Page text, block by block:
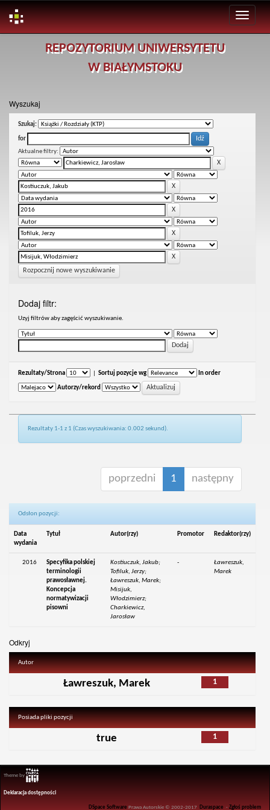
REPOZYTORIUM UNIWERSYTETU
W BIAŁYMSTOKU
Wyszukaj
Szukaj:
for
Aktualne filtry:
Rozpocznij nowe wyszukiwanie
Dodaj filtr:
Uzyj filtrów aby zagęścić wyszukiwanie.
Rezultaty/Strona Sortuj pozycje wg In order
Autorzy/rekord
Rezultaty 1-1 z 1 (Czas wyszukiwania: 0.002 sekund).
poprzedni 1 następny
Odsłon pozycji:
Data
wydania
Tytuł Autor(rzy) Promotor Redaktor(rzy)
2016
Specyfika polskiej
terminologii
prawosławnej.
Koncepcja
normatywizacji
pisowni
Kostiuczuk, Jakub;
Tofiluk, Jerzy;
Ławreszuk, Marek;
Misijuk,
Włodzimierz;
Charkiewicz,
Jarosław
-
Ławreszuk,
Marek
Odkryj
Autor
1
Ławreszuk, Marek
Posiada pliki pozycji
1
true
Theme by
Deklaracja dostępności
DSpace Software Prawa Autorskie © 2002-2017 Duraspace -Zgłoś problem